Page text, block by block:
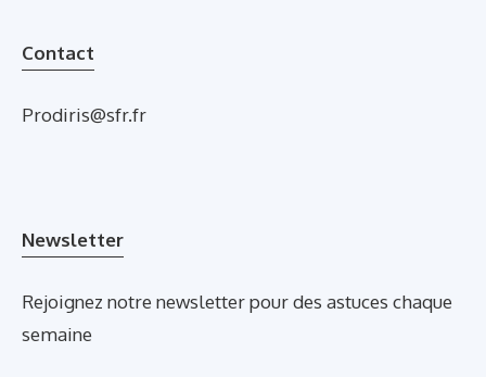
Contact
Prodiris@sfr.fr
Newsletter
Rejoignez notre newsletter pour des astuces chaque
semaine